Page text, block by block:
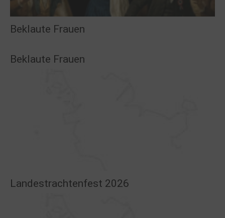
Beklaute Frauen
Beklaute Frauen
Landestrachtenfest 2026